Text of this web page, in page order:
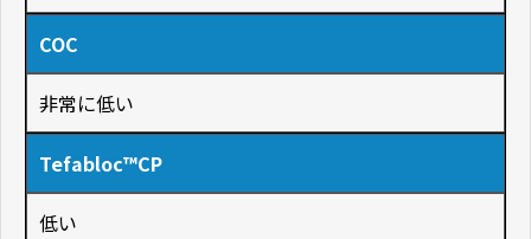
COC
非常に低い
Tefabloc™CP
低い